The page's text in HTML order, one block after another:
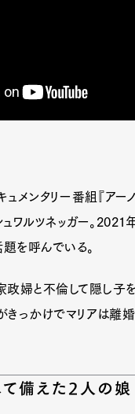
メンタリー番組『アー
ュワルツネッガー。
を呼んでいる。
家政婦と不倫して隠し
きっかけでマリアは離
備えた2人の娘